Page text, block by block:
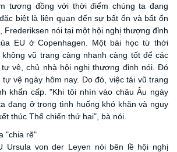
tương đồng với thời điểm chúng ta đang
biệt là liên quan đến sự bất ổn và bất ổn
Frederiksen nói tại một hội nghị thượng đỉnh
EU ở Copenhagen. Một bài học từ thời
vũ trang càng nhanh càng tốt để các
vệ, chủ nhà hội nghị thượng đỉnh nói. Đó
vệ ngày hôm nay. Do đó, việc tái vũ trang
khẩn cấp. "Khi tôi nhìn vào châu Âu ngày
đang ở trong tình huống khó khăn và nguy
thúc Thế chiến thứ hai", bà nói.
"chia rẽ"
Ursula von der Leyen nói bên lề hội nghị